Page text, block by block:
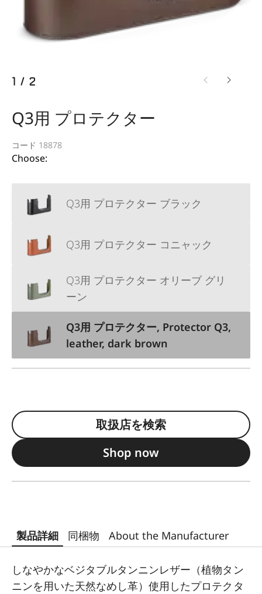
1 / 2
Q3用 プロテクター
コード 18878
Choose:
Q3用 プロテクター ブラック
Q3用 プロテクター コニャック
Q3用 プロテクター オリーブ グリ
ーン
Q3用 プロテクター, Protector Q3,
leather, dark brown
取扱店を検索
Shop now
製品詳細 同梱物 About the Manufacturer
しなやかなベジタブルタンニンレザー（植物タン
ニンを用いた天然なめし革）使用したプロテクタ